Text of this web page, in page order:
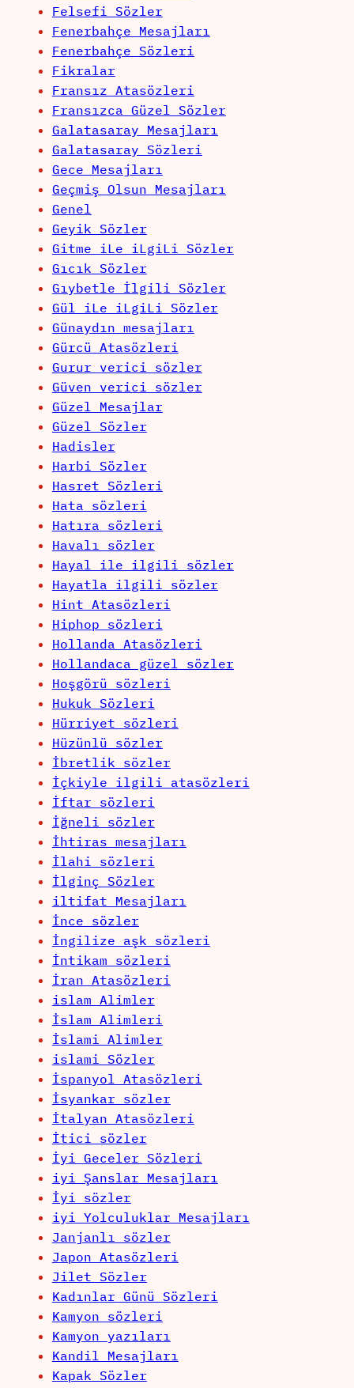
Felsefi Sözler
Fenerbahçe Mesajları
Fenerbahçe Sözleri
Fikralar
Fransız Atasözleri
Fransızca Güzel Sözler
Galatasaray Mesajları
Galatasaray Sözleri
Gece Mesajları
Geçmiş Olsun Mesajları
Genel
Geyik Sözler
Gitme iLe iLgiLi Sözler
Gıcık Sözler
Gıybetle İlgili Sözler
Gül iLe iLgiLi Sözler
Günaydın mesajları
Gürcü Atasözleri
Gurur verici sözler
Güven verici sözler
Güzel Mesajlar
Güzel Sözler
Hadisler
Harbi Sözler
Hasret Sözleri
Hata sözleri
Hatıra sözleri
Havalı sözler
Hayal ile ilgili sözler
Hayatla ilgili sözler
Hint Atasözleri
Hiphop sözleri
Hollanda Atasözleri
Hollandaca güzel sözler
Hoşgörü sözleri
Hukuk Sözleri
Hürriyet sözleri
Hüzünlü sözler
İbretlik sözler
İçkiyle ilgili atasözleri
İftar sözleri
İğneli sözler
İhtiras mesajları
İlahi sözleri
İlginç Sözler
iltifat Mesajları
İnce sözler
İngilize aşk sözleri
İntikam sözleri
İran Atasözleri
islam Alimler
İslam Alimleri
İslami Alimler
islami Sözler
İspanyol Atasözleri
İsyankar sözler
İtalyan Atasözleri
İtici sözler
İyi Geceler Sözleri
iyi Şanslar Mesajları
İyi sözler
iyi Yolculuklar Mesajları
Janjanlı sözler
Japon Atasözleri
Jilet Sözler
Kadınlar Günü Sözleri
Kamyon sözleri
Kamyon yazıları
Kandil Mesajları
Kapak Sözler